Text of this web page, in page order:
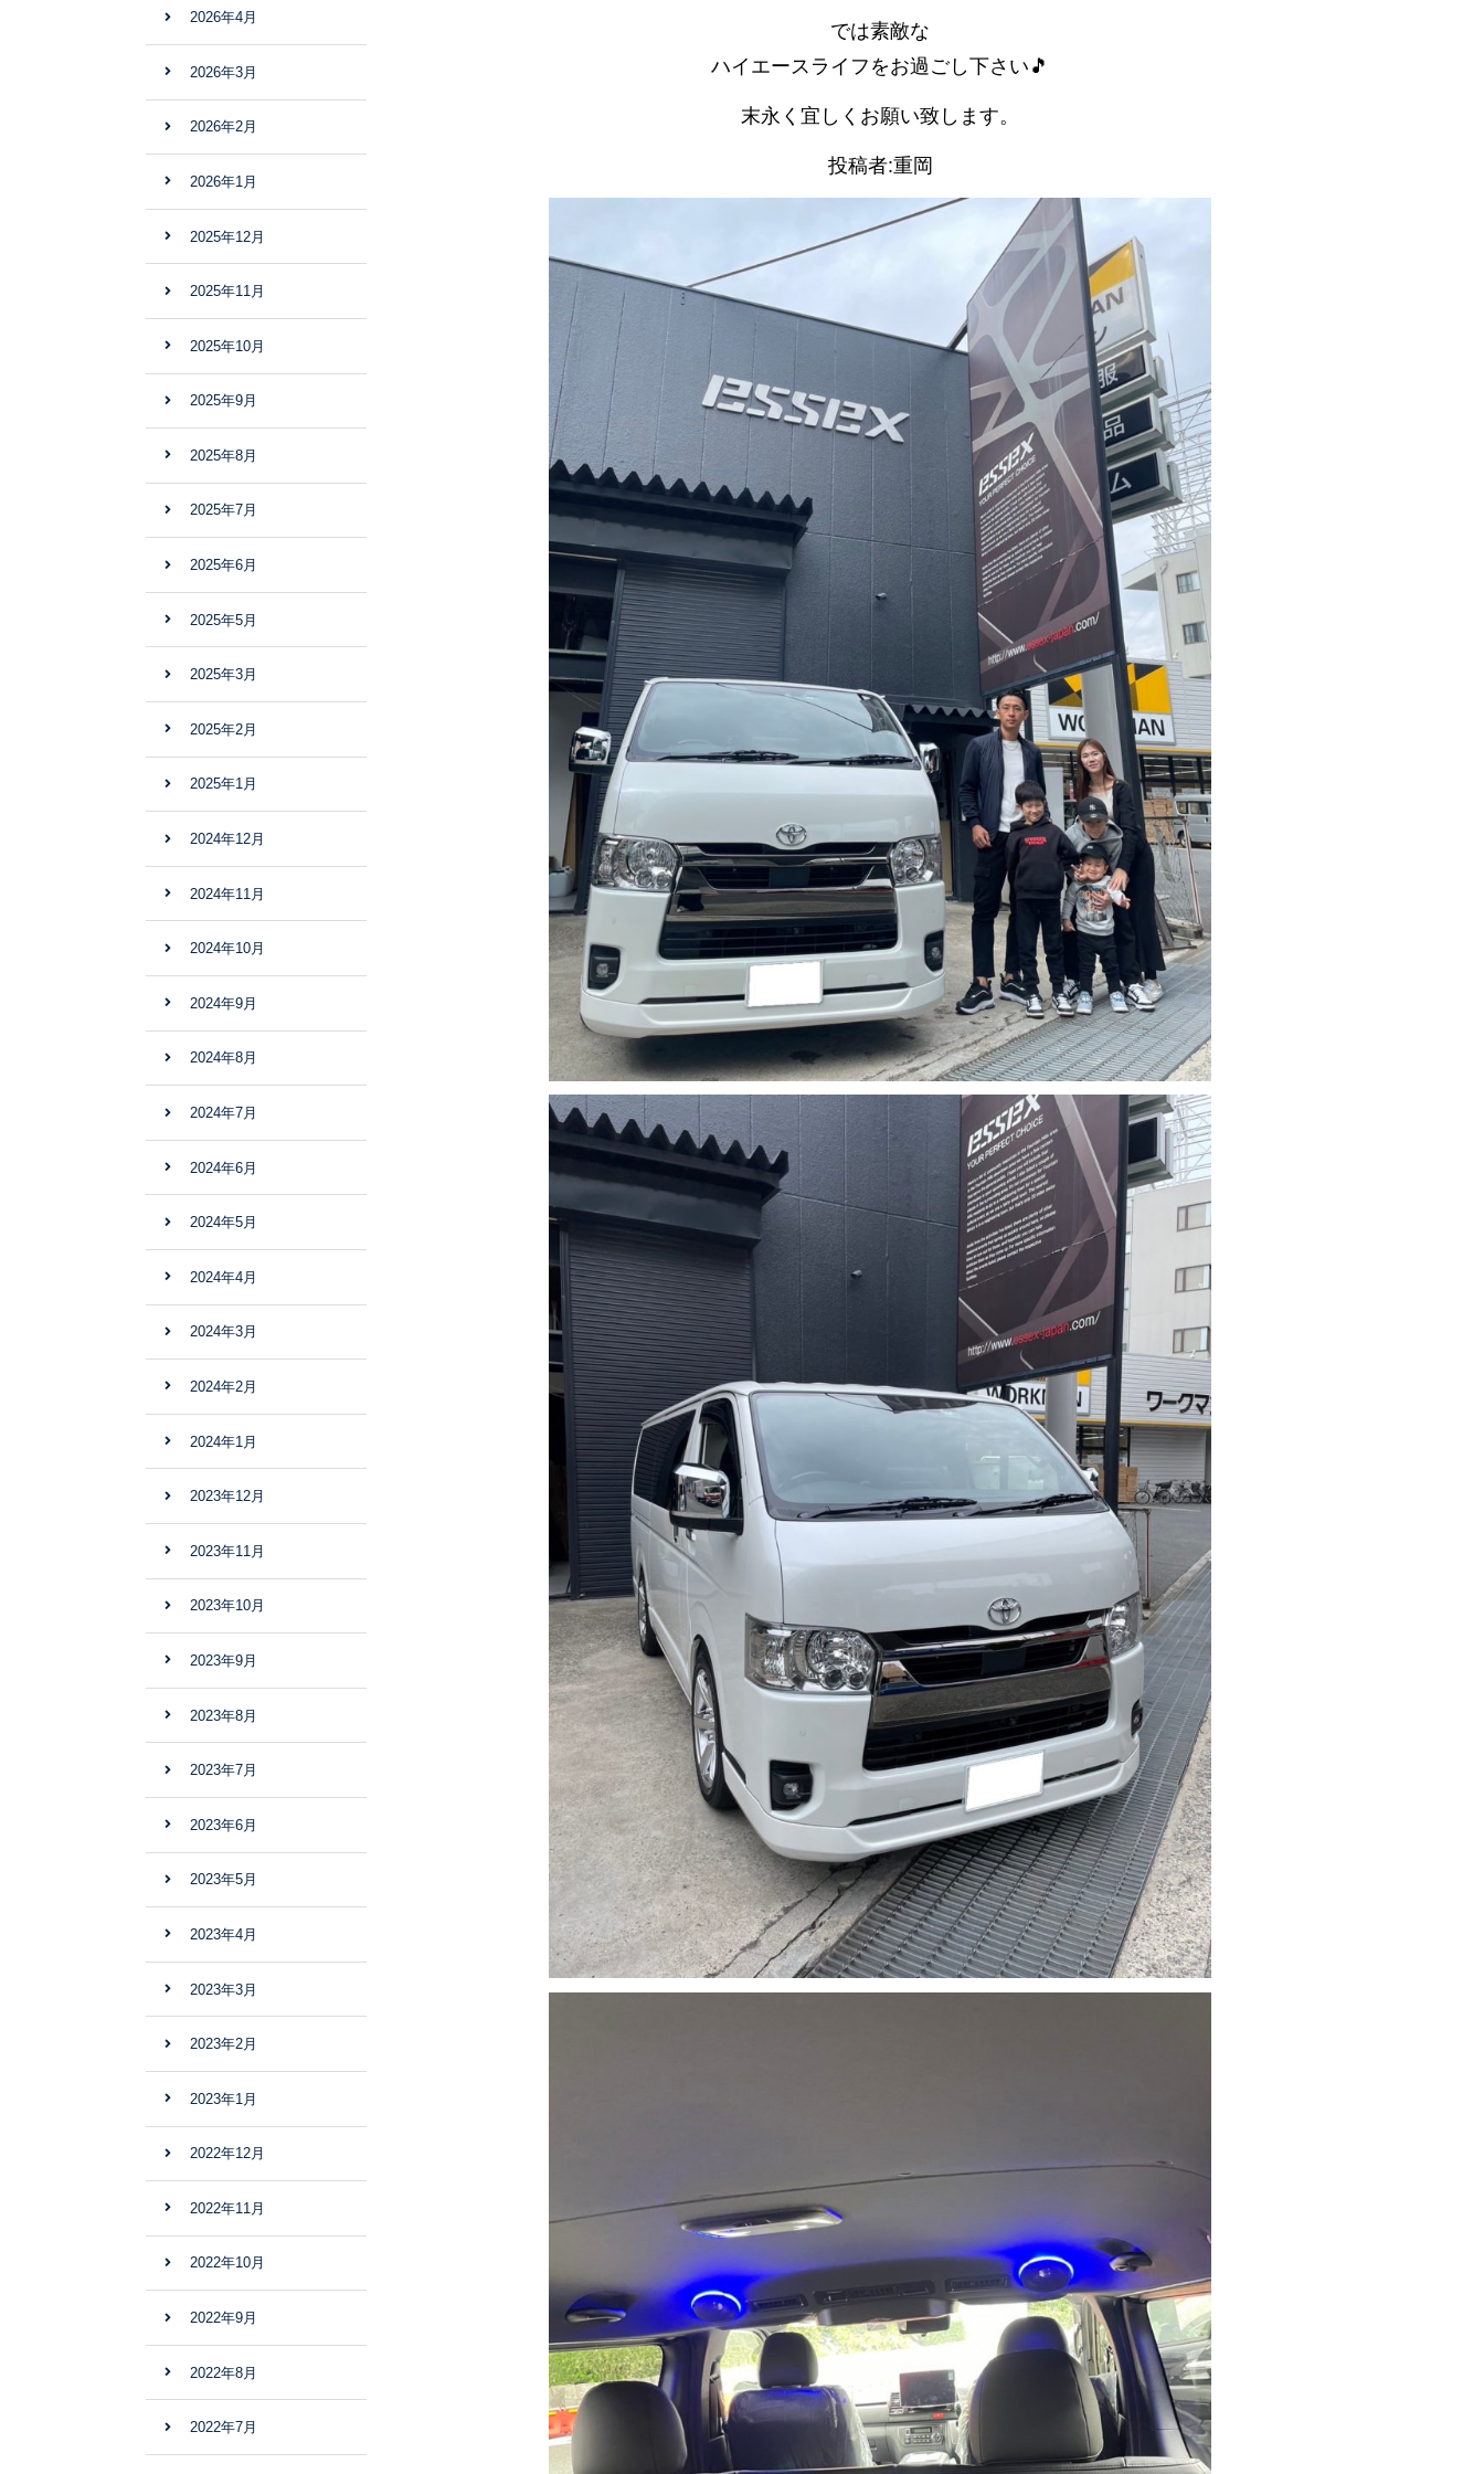
では素敵な
ハイエースライフをお過ごし下さい🎵
末永く宜しくお願い致します。
投稿者:重岡
2026年4月
2026年3月
2026年2月
2026年1月
2025年12月
2025年11月
2025年10月
2025年9月
2025年8月
2025年7月
2025年6月
2025年5月
2025年3月
2025年2月
2025年1月
2024年12月
2024年11月
2024年10月
2024年9月
2024年8月
2024年7月
2024年6月
2024年5月
2024年4月
2024年3月
2024年2月
2024年1月
2023年12月
2023年11月
2023年10月
2023年9月
2023年8月
2023年7月
2023年6月
2023年5月
2023年4月
2023年3月
2023年2月
2023年1月
2022年12月
2022年11月
2022年10月
2022年9月
2022年8月
2022年7月